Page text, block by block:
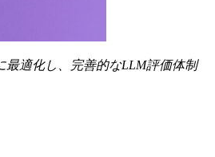
最適化し、完善的なLLM評価体制